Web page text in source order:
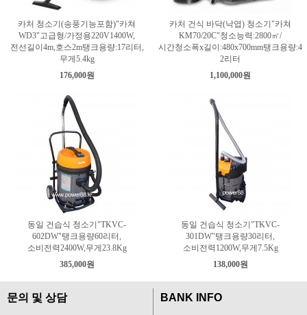
카처 청소기(송풍기능포함)"카쳐
WD3"고급형/가정용220V1400W,
전선길이4m,호스2m탱크용량:17리터,
무게5.4kg
176,000원
카처 건식 바닥(낙엽) 청소기"카쳐
KM70/20C"청소능력:2800㎡/
시간청소폭x길이:480x700mm탱크용량:4
2리터
1,100,000원
동일 건습식 청소기"TKVC-
602DW"탱크용량60리터,
소비전력2400W,무게23.8Kg
385,000원
동일 건습식 청소기"TKVC-
301DW"탱크용량30리터,
소비전력1200W,무게7.5Kg
138,000원
문의 및 상담
BANK INFO